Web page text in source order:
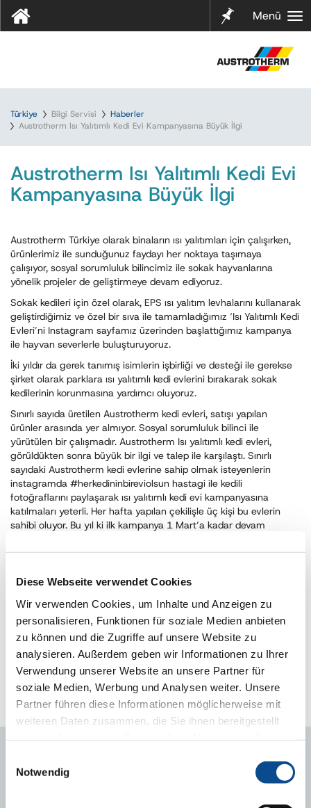
Diese Webseite verwendet Cookies
Wir verwenden Cookies, um Inhalte und Anzeigen zu
personalisieren, Funktionen für soziale Medien anbieten
zu können und die Zugriffe auf unsere Website zu
analysieren. Außerdem geben wir Informationen zu Ihrer
Verwendung unserer Website an unsere Partner für
soziale Medien, Werbung und Analysen weiter. Unsere
Partner führen diese Informationen möglicherweise mit
weiteren Daten zusammen, die Sie ihnen bereitgestellt
Notwendig
Notları
Menü
Türkiye Bilgi Servisi
Haberler
Austrotherm Isı Yalıtımlı Kedi Evi Kampanyasına Büyük İlgi
Austrotherm Isı Yalıtımlı Kedi Evi
Kampanyasına Büyük İlgi
Austrotherm Türkiye olarak binaların ısı yalıtımları için çalışırken,
ürünlerimiz ile sunduğunuz faydayı her noktaya taşımaya
çalışıyor, sosyal sorumluluk bilincimiz ile sokak hayvanlarına
yönelik projeler de geliştirmeye devam ediyoruz.
Sokak kedileri için özel olarak, EPS ısı yalıtım levhalarını kullanarak
geliştirdiğimiz ve özel bir sıva ile tamamladığımız ‘Isı Yalıtımlı Kedi
Evleri’ni Instagram sayfamız üzerinden başlattığımız kampanya
ile hayvan severlerle buluşturuyoruz.
İki yıldır da gerek tanımış isimlerin işbirliği ve desteği ile gerekse
şirket olarak parklara ısı yalıtımlı kedi evlerini bırakarak sokak
kedilerinin korunmasına yardımcı oluyoruz.
Sınırlı sayıda üretilen Austrotherm kedi evleri, satışı yapılan
ürünler arasında yer almıyor. Sosyal sorumluluk bilinci ile
yürütülen bir çalışmadır. Austrotherm Isı yalıtımlı kedi evleri,
görüldükten sonra büyük bir ilgi ve talep ile karşılaştı. Sınırlı
sayıdaki Austrotherm kedi evlerine sahip olmak isteyenlerin
instagramda #herkedininbireviolsun hastagi ile kedili
fotoğraflarını paylaşarak ısı yalıtımlı kedi evi kampanyasına
katılmaları yeterli. Her hafta yapılan çekilişle üç kişi bu evlerin
sahibi oluyor. Bu yıl ki ilk kampanya 1 Mart’a kadar devam
BİLGİ SERVİSİ